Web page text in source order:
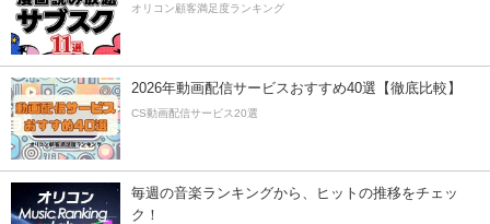
オリコン顧客満足度ランキング
2026年動画配信サービスおすすめ40選【徹底比較】
CS動画配信サービス20選
毎週の音楽ランキングから、ヒットの推移をチェッ
ク！